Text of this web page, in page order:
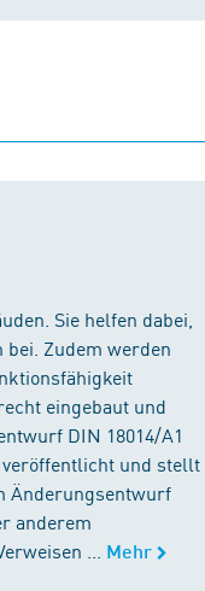
Sie helfen dabei,
Zudem werden
eingebaut und
DIN 18014/A1
veröffentlicht und stellt
Änderungsentwurf
anderem
...
Mehr